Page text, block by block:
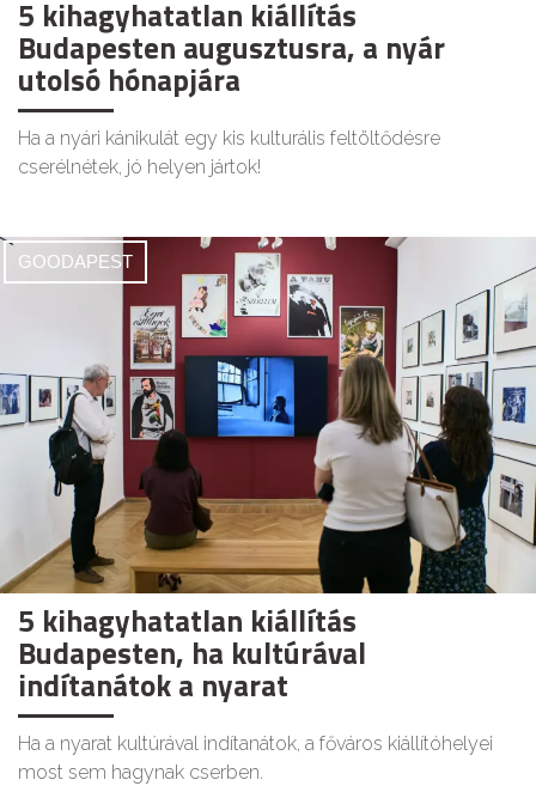
5 kihagyhatatlan kiállítás
Budapesten augusztusra, a nyár
utolsó hónapjára
Ha a nyári kánikulát egy kis kulturális feltöltődésre
cserélnétek, jó helyen jártok!
GOODAPEST
5 kihagyhatatlan kiállítás
Budapesten, ha kultúrával
indítanátok a nyarat
Ha a nyarat kultúrával indítanátok, a főváros kiállítóhelyei
most sem hagynak cserben.